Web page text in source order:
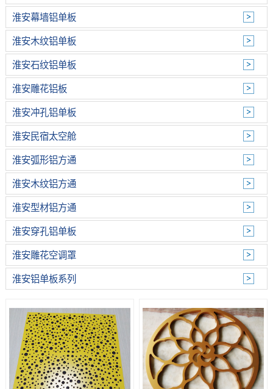
淮安幕墙铝单板
淮安木纹铝单板
淮安石纹铝单板
淮安雕花铝板
淮安冲孔铝单板
淮安民宿太空舱
淮安弧形铝方通
淮安木纹铝方通
淮安型材铝方通
淮安穿孔铝单板
淮安雕花空调罩
淮安铝单板系列